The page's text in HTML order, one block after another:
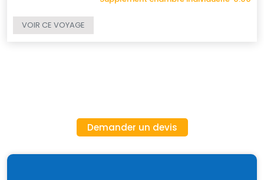
VOIR CE VOYAGE
Demander un devis